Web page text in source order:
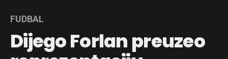
FUDBAL
Dijego Forlan preuzeo